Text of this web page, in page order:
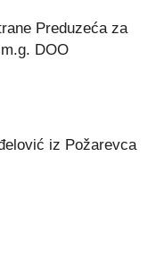
Preduzeća za
DOO
iz Požarevca